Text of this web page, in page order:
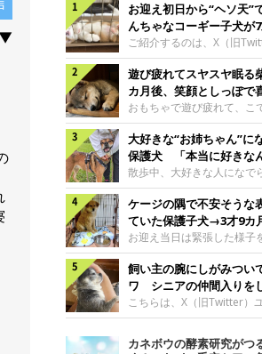
お迎え初日から“ヘソ天”
んちゃなコーギー子犬が
コ“コーギースマイル”が
長！
ご紹介するのは、X（旧
＠Kus1oKg2vsgdWS2さん
シュ・コーギー・ペンブロ
ん。今年の8月で7才になる
んですが、いったいどんな
したのでしょうか。今回は
成長を飼い主さんと振り返
ゃんの成長について聞いた
日後の神楽ちゃん（撮影時
Kus1oKg2vsgdWS2――お
ちゃんの様子について教え
い主さん： 「お迎え当日か
るようなコでし
遊び疲れてスヤスヤ眠
カ月後、笑顔としっぽで
に成長！
おもちゃで遊び疲れて、こ
犬。あれから2カ月、表情
まな変化が見られるように
び疲れて眠る生後2カ月の
疲れた様子のなっちゃん。
するのは、X（旧Twitter）
@Pkndg_さんの愛犬・な
時、生後4カ月／柴犬）。
は、なっちゃんが生後2カ
された一枚です。この日、
族と一緒におもちゃで遊ん
くさん遊んで疲れたのか、
めたそうです。眠るなっち
@Pkndg_
大好きな“お姉ちゃん”に
保護犬 「本当に好きな
じる表情にほっこり
散歩中、大好きな人になで
そうな表情を見せる元保護
な姿に、見ているこちらま
す。大好きな“お姉ちゃん”
くん妹さんになでてもらい
表情を見せる小次郎くん（
影）。@mika_Jimmy紹介す
Twitter）ユーザー
犬・小次郎くん（撮影時5
は、飼い主さんの妹さんと
日、飼い主さんは実家から
ケージの隅で不安そうな
ていた保護子犬→3才9カ
を克服し頼もしいコに成
お迎え当日は緊張した様子
野犬の保護子犬。あれから
だったことを一つひとつ克
り添う姿を見せています。
ージの隅で不安そうにお迎
アちゃん。
のは、X（旧Twitter）ユーザ
@nemonemotosさんの愛
飼い主の腕にしがみつい
ワ シニアの仲間入りを
やかな暮らしが続いてほ
こちらは、X（旧Twitter）
kotubusuke617さんが投稿
っているのは、愛犬でチワ
（本名：こつぶちゃん）で
カネボウの酵素研究がつ